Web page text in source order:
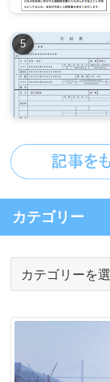
カテゴリー
リ